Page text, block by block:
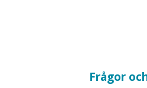
sigFör mig har den här
Frågor